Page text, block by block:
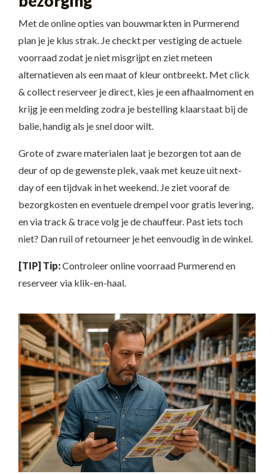
Met de online opties van bouwmarkten in Purmerend
plan je je klus strak. Je checkt per vestiging de actuele
voorraad zodat je niet misgrijpt en ziet meteen
alternatieven als een maat of kleur ontbreekt. Met click
& collect reserveer je direct, kies je een afhaalmoment en
krijg je een melding zodra je bestelling klaarstaat bij de
balie, handig als je snel door wilt.
Grote of zware materialen laat je bezorgen tot aan de
deur of op de gewenste plek, vaak met keuze uit next-
day of een tijdvak in het weekend. Je ziet vooraf de
bezorgkosten en eventuele drempel voor gratis levering,
en via track & trace volg je de chauffeur. Past iets toch
niet? Dan ruil of retourneer je het eenvoudig in de winkel.
[TIP] Tip:Controleer online voorraad Purmerend en
reserveer via klik-en-haal.